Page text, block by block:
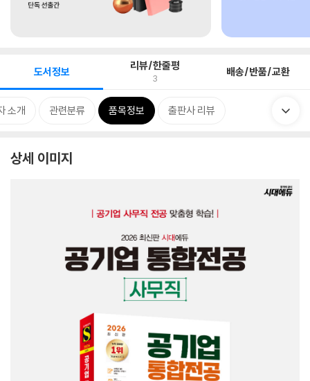
도서정보 리뷰/한줄평
3 배송/반품/교환
소개 관련분류 품목정보 출판사 리뷰
상세 이미지